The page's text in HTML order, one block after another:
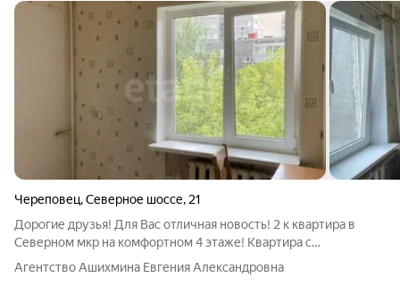
Череповец,Северное шоссе, 21
Дорогие друзья! Для Вас отличная новость! 2 к квартира в
Северном мкр на комфортном 4 этаже! Квартира с
раздельными 2 комнатами, с большой лоджией и
замечательными соседями! В квартире поменяно одно окно,
Агентство Ашихмина Евгения Александровна